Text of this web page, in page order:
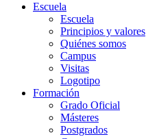
Escuela
Escuela
Principios y valores
Quiénes somos
Campus
Visitas
Logotipo
Formación
Grado Oficial
Másteres
Postgrados